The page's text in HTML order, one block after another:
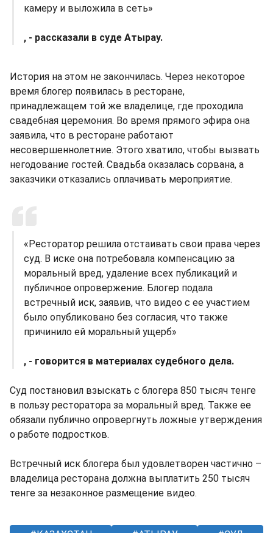
камеру и выложила в сеть»
, - рассказали в суде Атырау.
История на этом не закончилась. Через некоторое
время блогер появилась в ресторане,
принадлежащем той же владелице, где проходила
свадебная церемония. Во время прямого эфира она
заявила, что в ресторане работают
несовершеннолетние. Этого хватило, чтобы вызвать
негодование гостей. Свадьба оказалась сорвана, а
заказчики отказались оплачивать мероприятие.
«Ресторатор решила отстаивать свои права через
суд. В иске она потребовала компенсацию за
моральный вред, удаление всех публикаций и
публичное опровержение. Блогер подала
встречный иск, заявив, что видео с ее участием
было опубликовано без согласия, что также
причинило ей моральный ущерб»
, - говорится в материалах судебного дела.
Суд постановил взыскать с блогера 850 тысяч тенге
в пользу ресторатора за моральный вред. Также ее
обязали публично опровергнуть ложные утверждения
о работе подростков.
Встречный иск блогера был удовлетворен частично –
владелица ресторана должна выплатить 250 тысяч
тенге за незаконное размещение видео.